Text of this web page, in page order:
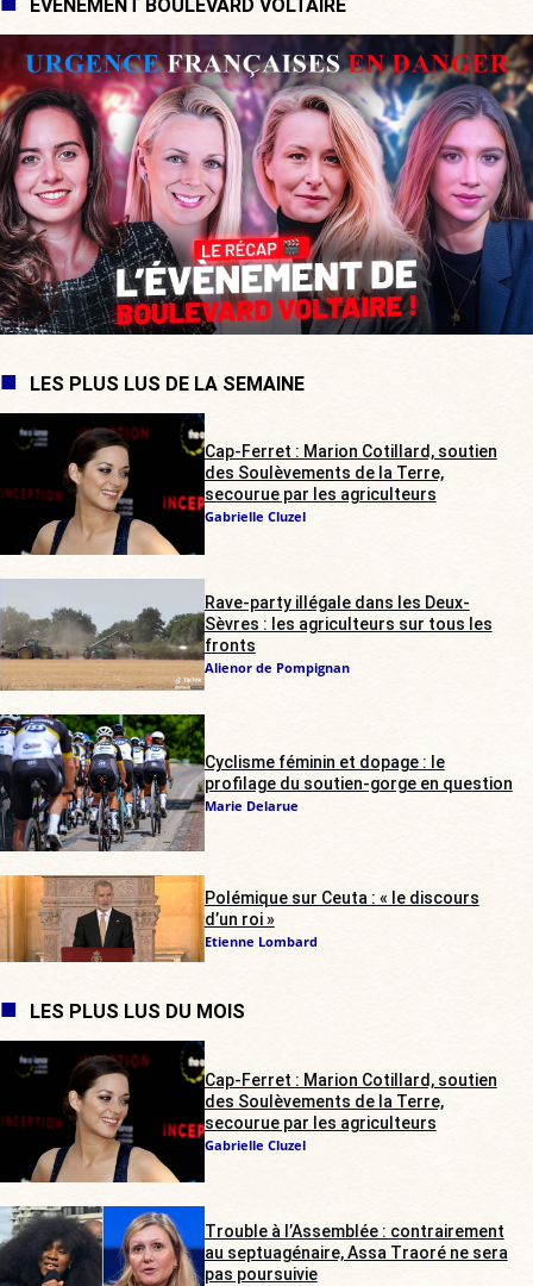
ÉVÉNEMENT BOULEVARD VOLTAIRE
LES PLUS LUS DE LA SEMAINE
Cap-Ferret : Marion Cotillard, soutien
des Soulèvements de la Terre,
secourue par les agriculteurs
Gabrielle Cluzel
Rave-party illégale dans les Deux-
Sèvres : les agriculteurs sur tous les
fronts
Alienor de Pompignan
Cyclisme féminin et dopage : le
profilage du soutien-gorge en question
Marie Delarue
Polémique sur Ceuta : « le discours
d’un roi »
Etienne Lombard
LES PLUS LUS DU MOIS
Cap-Ferret : Marion Cotillard, soutien
des Soulèvements de la Terre,
secourue par les agriculteurs
Gabrielle Cluzel
Trouble à l’Assemblée : contrairement
au septuagénaire, Assa Traoré ne sera
pas poursuivie